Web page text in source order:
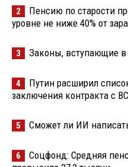
2
Пенсию по старости
уровне не ниже 40% от
3 Законы, вступающие в
4
Путин расширил
заключения контракта с
5 Сможет ли ИИ
6
Соцфонд: Средняя